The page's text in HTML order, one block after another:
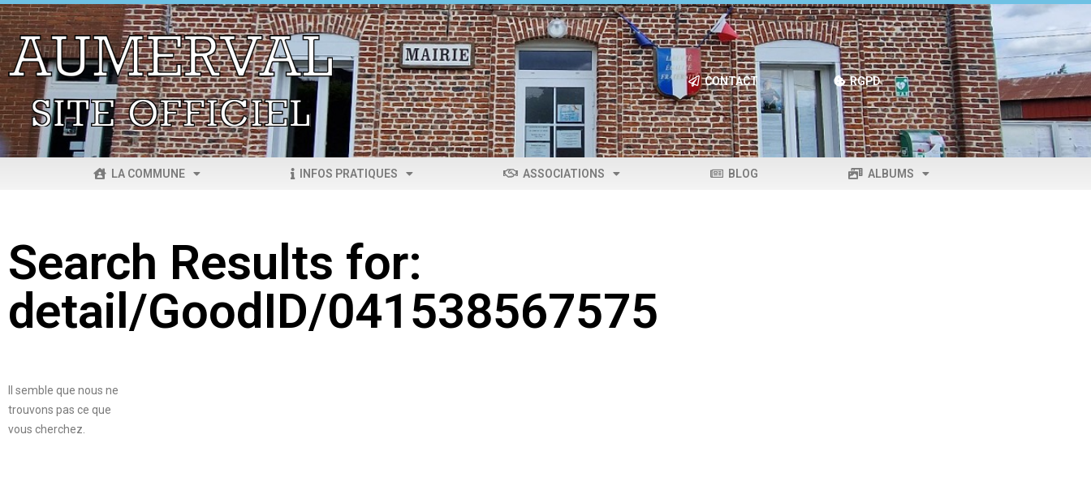
CONTACT RGPD
LA COMMUNE INFOS PRATIQUES ASSOCIATIONS BLOG ALBUMS
Search Results for:
detail/GoodID/041538567575
Il semble que nous ne
trouvons pas ce que
vous cherchez.